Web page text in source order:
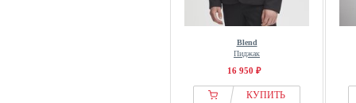
Blend
Пиджак
16 950 ₽
КУПИТЬ